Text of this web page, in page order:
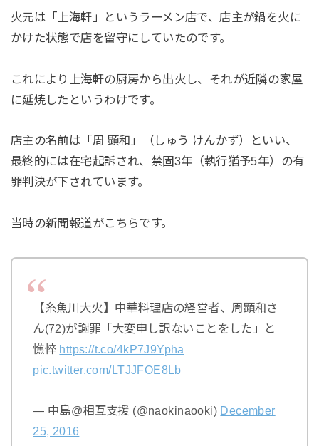
火元は「上海軒」というラーメン店で、店主が鍋を火に
かけた状態で店を留守にしていたのです。
これにより上海軒の厨房から出火し、それが近隣の家屋
に延焼したというわけです。
店主の名前は「周 顕和」（しゅう けんかず）といい、
最終的には在宅起訴され、禁固3年（執行猶予5年）の有
罪判決が下されています。
当時の新聞報道がこちらです。
【糸魚川大火】中華料理店の経営者、周顕和さ
ん(72)が謝罪「大変申し訳ないことをした」と
憔悴 https://t.co/4kP7J9Ypha
pic.twitter.com/LTJJFOE8Lb
— 中島@相互支援 (@naokinaooki) December
25, 2016